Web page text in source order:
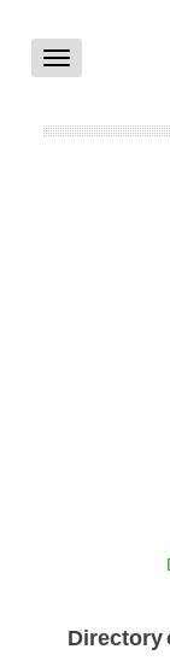
Toggle
Directory